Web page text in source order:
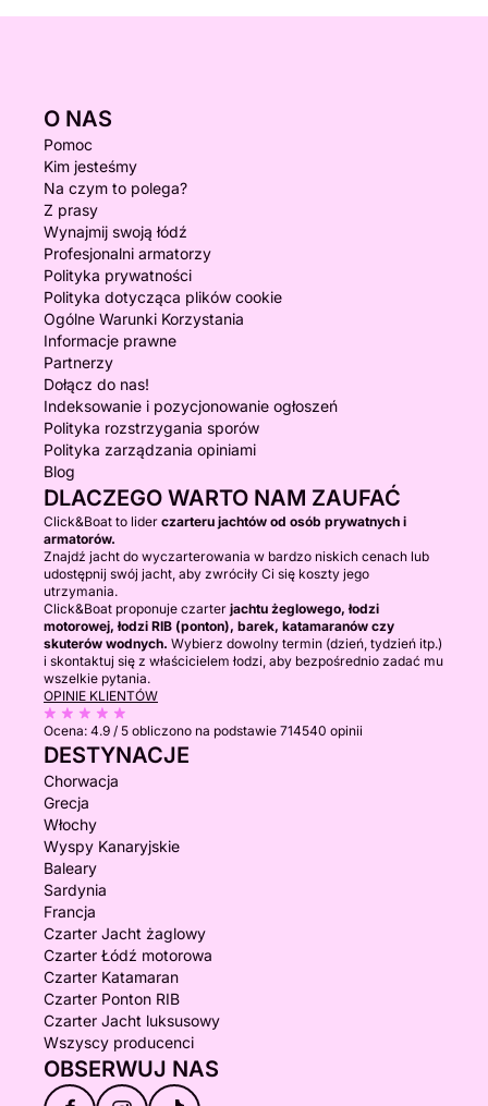
O NAS
Pomoc
Kim jesteśmy
Na czym to polega?
Z prasy
Wynajmij swoją łódź
Profesjonalni armatorzy
Polityka prywatności
Polityka dotycząca plików cookie
Ogólne Warunki Korzystania
Informacje prawne
Partnerzy
Dołącz do nas!
Indeksowanie i pozycjonowanie ogłoszeń
Polityka rozstrzygania sporów
Polityka zarządzania opiniami
Blog
DLACZEGO WARTO NAM ZAUFAĆ
Click&Boat to lider czarteru jachtów od osób prywatnych i
armatorów.
Znajdź jacht do wyczarterowania w bardzo niskich cenach lub
udostępnij swój jacht, aby zwróciły Ci się koszty jego
utrzymania.
Click&Boat proponuje czarter jachtu żeglowego, łodzi
motorowej, łodzi RIB (ponton), barek, katamaranów czy
skuterów wodnych. Wybierz dowolny termin (dzień, tydzień itp.)
i skontaktuj się z właścicielem łodzi, aby bezpośrednio zadać mu
wszelkie pytania.
OPINIE KLIENTÓW
Ocena: 4.9 / 5 obliczono na podstawie 714540 opinii
DESTYNACJE
Chorwacja
Grecja
Włochy
Wyspy Kanaryjskie
Baleary
Sardynia
Francja
Czarter Jacht żaglowy
Czarter Łódź motorowa
Czarter Katamaran
Czarter Ponton RIB
Czarter Jacht luksusowy
Wszyscy producenci
OBSERWUJ NAS